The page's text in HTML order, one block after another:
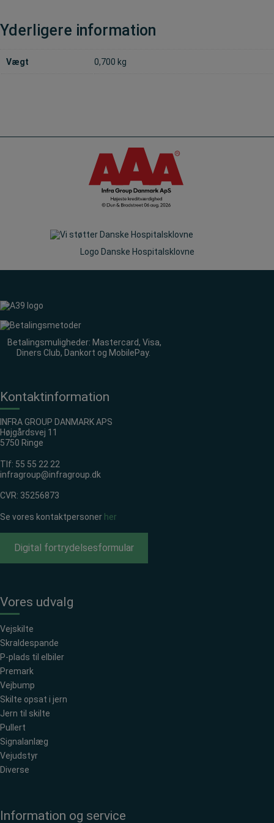
Yderligere information
Vægt 0,700 kg
Logo Danske Hospitalsklovne
Betalingsmuligheder: Mastercard, Visa,
Diners Club, Dankort og MobilePay.
Kontaktinformation
INFRA GROUP DANMARK APS
Højgårdsvej 11
5750 Ringe
Tlf: 55 55 22 22
infragroup@infragroup.dk
CVR: 35256873
Se vores kontaktpersoner her
Digital fortrydelsesformular
Vores udvalg
Vejskilte
Skraldespande
P-plads til elbiler
Premark
Vejbump
Skilte opsat i jern
Jern til skilte
Pullert
Signalanlæg
Vejudstyr
Diverse
Information og service